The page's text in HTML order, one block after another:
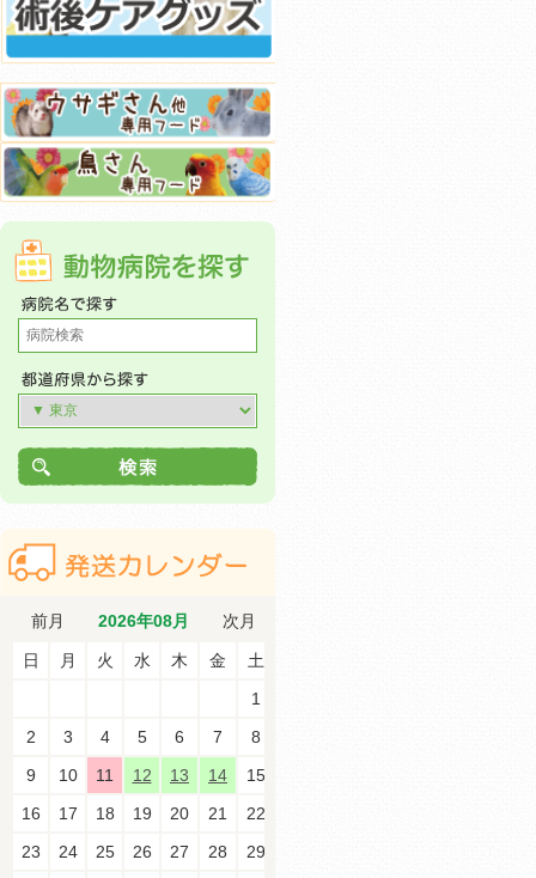
前月 次月
2026年08月
日 月 火 水 木 金
土
1
2
3 4 5 6 7
8
9
10 11 12 13 14
15
16
17 18 19 20 21
22
23
24 25 26 27 28
29